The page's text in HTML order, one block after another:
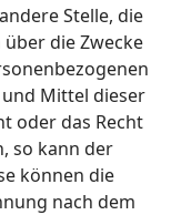
Stelle, die
die Zwecke
Mittel dieser
oder das Recht
so kann der
können die
nach dem